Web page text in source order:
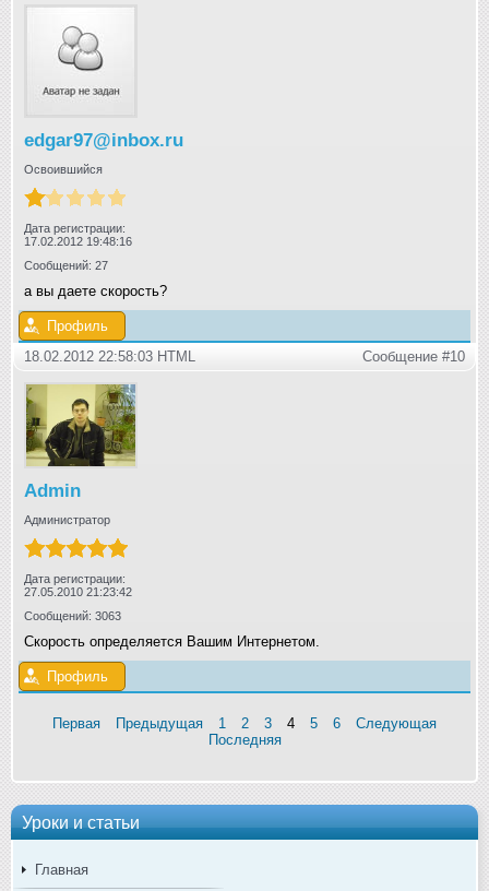
Уроки и статьи
Главная
edgar97@inbox.ru
Освоившийся
Дата регистрации:
17.02.2012 19:48:16
Сообщений: 27
а вы даете скорость?
Профиль
18.02.2012 22:58:03 HTML
Сообщение #10
Admin
Администратор
Дата регистрации:
27.05.2010 21:23:42
Сообщений: 3063
Скорость определяется Вашим Интернетом.
Профиль
Первая Предыдущая 1 2 3 4 5 6
Следующая
Последняя